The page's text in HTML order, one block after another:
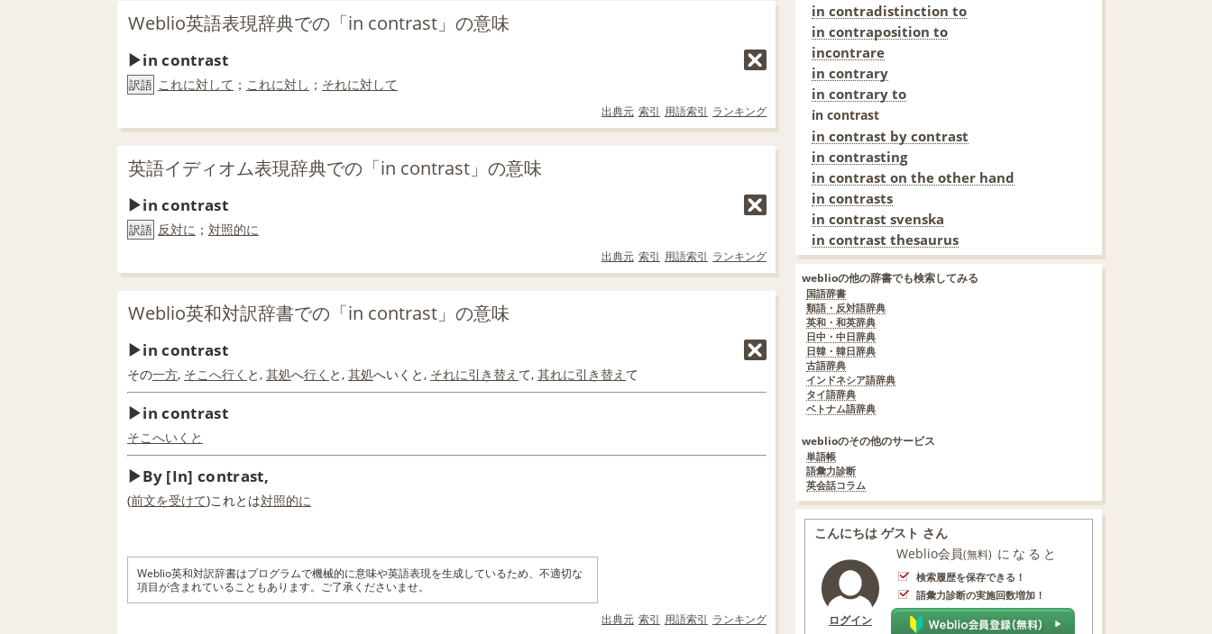
Weblio英語表現辞典での「in contrast」の意味
in contrast
訳語 これに対して ； これに対し ； それに対して
出典元 索引 用語索引 ランキング
英語イディオム表現辞典での「in contrast」の意味
in contrast
訳語 反対に ； 対照的に
出典元 索引 用語索引 ランキング
Weblio英和対訳辞書での「in contrast」の意味
in contrast
その一方, そこへ行く と, 其処へ行く と, 其処へいくと, それに引き替え て, 其れに引き替え て
in contrast
そこへいくと
By [In] contrast,
(前文を受けて)これとは対照的に
Weblio英和対訳辞書はプログラムで機械的に意味や英語表現を生成しているため、不適切な
項目が含まれていることもあります。ご了承くださいませ。
出典元 索引 用語索引 ランキング
in contradistinction to
in contraposition to
incontrare
in contrary
in contrary to
in contrast
in contrast by contrast
in contrasting
in contrast on the other hand
in contrasts
in contrast svenska
in contrast thesaurus
weblioの他の辞書でも検索してみる
国語辞書
類語・反対語辞典
英和・和英辞典
日中・中日辞典
日韓・韓日辞典
古語辞典
インドネシア語辞典
タイ語辞典
ベトナム語辞典
weblioのその他のサービス
単語帳
語彙力診断
英会話コラム
こんにちは ゲスト さん
ログイン
Weblio会員(無料) になると
検索履歴を保存できる！
語彙力診断の実施回数増加！